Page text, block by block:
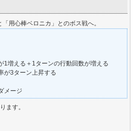
用心棒ベロニカ」とのボス戦へ。
増える＋1ターンの行動回数が増える
が3ターン上昇する
メージ
ます。